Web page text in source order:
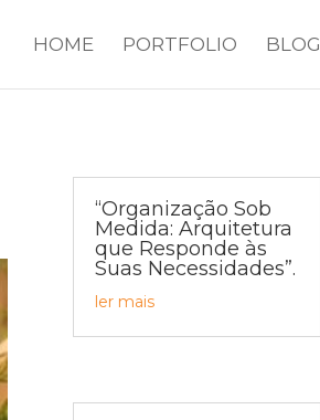
HOME PORTFOLIO BLOG
“Organização Sob
Medida: Arquitetura
que Responde às
Suas Necessidades”.
ler mais